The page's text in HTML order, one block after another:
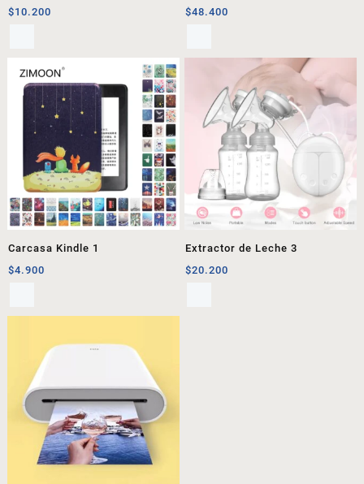
$10.200
1
$48.400
Carcasa Kindle 1
$4.900
Extractor de Leche 3
$20.200